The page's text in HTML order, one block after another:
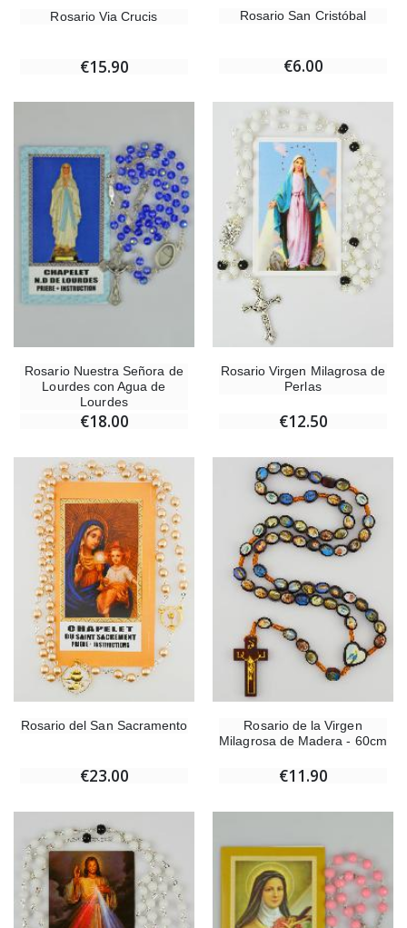
Rosario Via Crucis
€15.90
Rosario San Cristóbal
€6.00
Rosario Nuestra Señora de
Lourdes con Agua de
Lourdes
€18.00
Rosario Virgen Milagrosa de
Perlas
€12.50
Rosario del San Sacramento
€23.00
Rosario de la Virgen
Milagrosa de Madera - 60cm
€11.90